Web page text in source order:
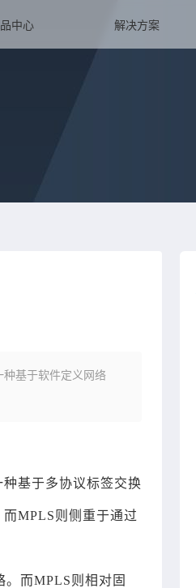
中心 解决方案
种基于软件定义网络
基于多协议标签交换
MPLS则侧重于通过
而MPLS则相对固